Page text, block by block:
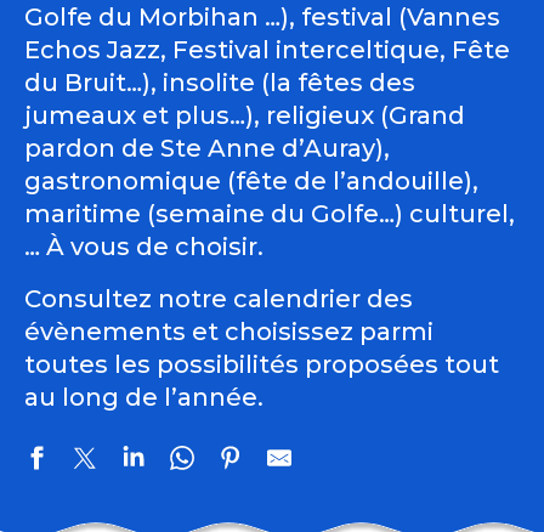
Golfe du Morbihan …), festival (Vannes
Echos Jazz, Festival interceltique, Fête
du Bruit…), insolite (la fêtes des
jumeaux et plus…), religieux (Grand
pardon de Ste Anne d’Auray),
gastronomique (fête de l’andouille),
maritime (semaine du Golfe…) culturel,
… À vous de choisir.
Consultez notre calendrier des
évènements et choisissez parmi
toutes les possibilités proposées tout
au long de l’année.